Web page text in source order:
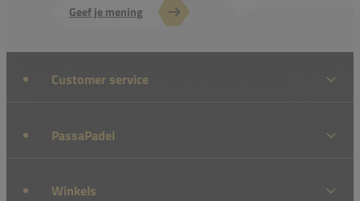
Geef je mening
Customer service
PassaPadel
Winkels